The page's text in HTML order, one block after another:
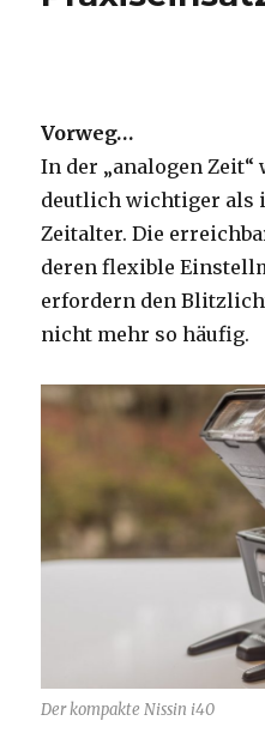
Vorweg…
In der „analogen
deutlich wichtiger als
Zeitalter. Die
deren flexible
erfordern den
nicht mehr so häufig.
Der kompakte Nissin i40